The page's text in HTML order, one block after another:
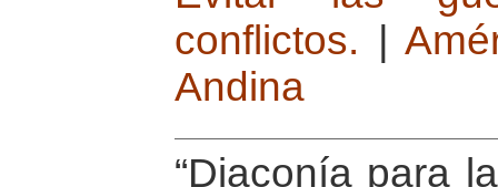
conflictos. |
Andina
“Diaconía para